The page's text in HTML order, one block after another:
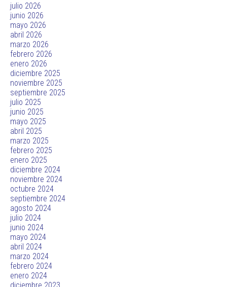
julio 2026
junio 2026
mayo 2026
abril 2026
marzo 2026
febrero 2026
enero 2026
diciembre 2025
noviembre 2025
septiembre 2025
julio 2025
junio 2025
mayo 2025
abril 2025
marzo 2025
febrero 2025
enero 2025
diciembre 2024
noviembre 2024
octubre 2024
septiembre 2024
agosto 2024
julio 2024
junio 2024
mayo 2024
abril 2024
marzo 2024
febrero 2024
enero 2024